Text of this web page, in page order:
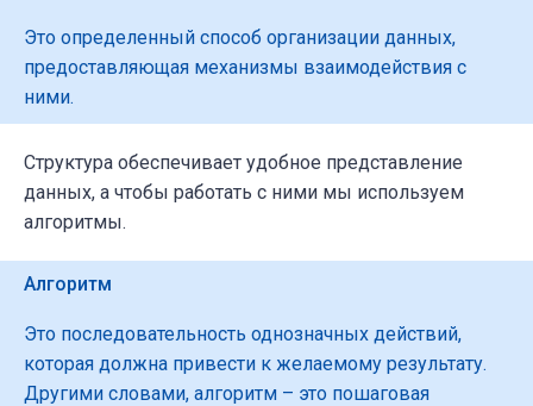
Это определенный способ организации данных,
предоставляющая механизмы взаимодействия с
ними.
Структура обеспечивает удобное представление
данных, а чтобы работать с ними мы используем
алгоритмы.
Алгоритм
Это последовательность однозначных действий,
которая должна привести к желаемому результату.
Другими словами, алгоритм – это пошаговая